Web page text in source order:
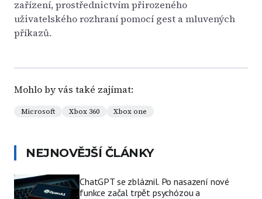
zařízení, prostřednictvím přirozeného
uživatelského rozhraní pomocí gest a mluvených
příkazů.
Mohlo by vás také zajímat:
Microsoft Xbox 360 Xbox one
NEJNOVĚJŠÍ ČLÁNKY
ChatGPT se zbláznil. Po nasazení nové
funkce začal trpět psychózou a